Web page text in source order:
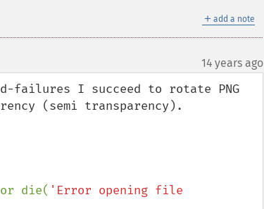
＋ add a note
14 years ago
failures I succeed to rotate PNG
(semi transparency).
die( 'Error opening file